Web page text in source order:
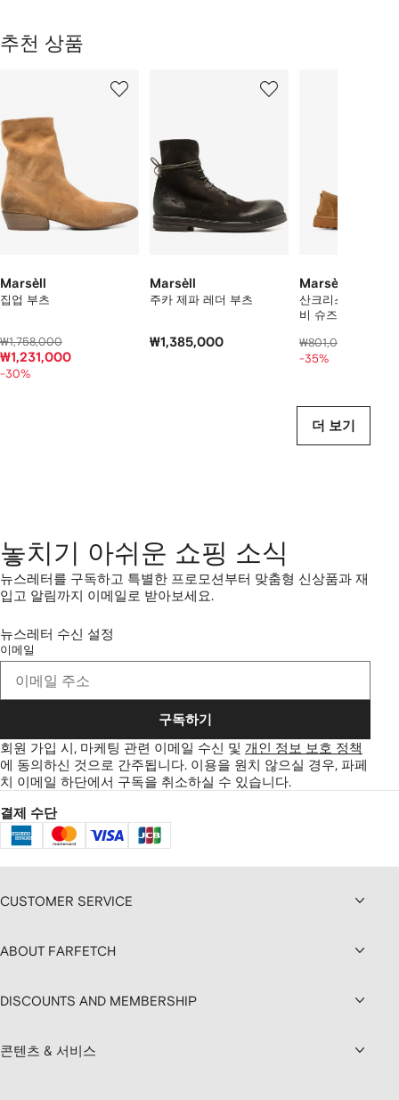
추천 상품
Marsèll
집업 부츠
₩1,758,000
₩1,231,000
-30%
Marsèll
주카 제파 레더 부츠
₩1,385,000
Marsèll
산크리스파 알타
비 슈즈
₩801,000
-35%
더 보기
놓치기 아쉬운 쇼핑 소식
뉴스레터를 구독하고 특별한 프로모션부터 맞춤형 신상품과 재
입고 알림까지 이메일로 받아보세요.
뉴스레터 수신 설정
이메일
구독하기
회원 가입 시, 마케팅 관련 이메일 수신 및 개인 정보 보호 정책
에 동의하신 것으로 간주됩니다. 이용을 원치 않으실 경우, 파페
치 이메일 하단에서 구독을 취소하실 수 있습니다.
결제 수단
CUSTOMER SERVICE
ABOUT FARFETCH
DISCOUNTS AND MEMBERSHIP
콘텐츠 & 서비스